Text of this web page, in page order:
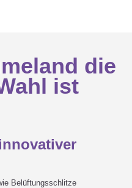
die
ist
Belüftungsschlitze